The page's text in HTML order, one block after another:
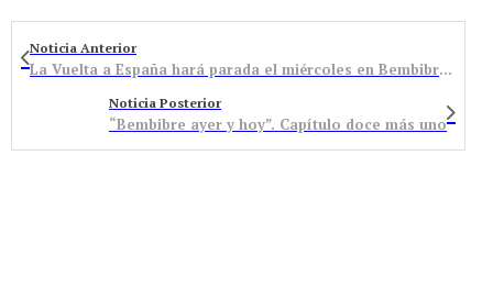
Noticia Anterior
La Vuelta a España hará parada el miércoles en Bembibre con fiesta incluida / Conoce aquí el recorrido y programa
Noticia Posterior
“Bembibre ayer y hoy”. Capítulo doce más uno